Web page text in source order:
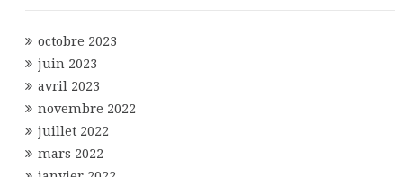
octobre 2023
juin 2023
avril 2023
novembre 2022
juillet 2022
mars 2022